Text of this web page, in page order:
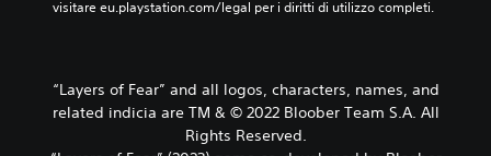
visitare eu.playstation.com/legal per i diritti di utilizzo completi.
“Layers of Fear” and all logos, characters, names, and
related indicia are TM & © 2022 Bloober Team S.A. All
Rights Reserved.